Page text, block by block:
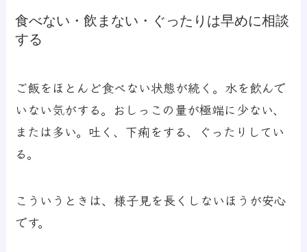
食べない・飲まない・ぐったりは早めに相談
する
ご飯をほとんど食べない状態が続く。水を飲んで
いない気がする。おしっこの量が極端に少ない、
または多い。吐く、下痢をする、ぐったりしてい
る。
こういうときは、様子見を長くしないほうが安心
です。